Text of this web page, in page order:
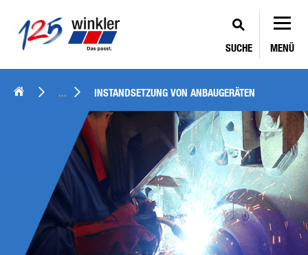
SUCHE MENÜ
... INSTANDSETZUNG VON ANBAUGERÄTEN